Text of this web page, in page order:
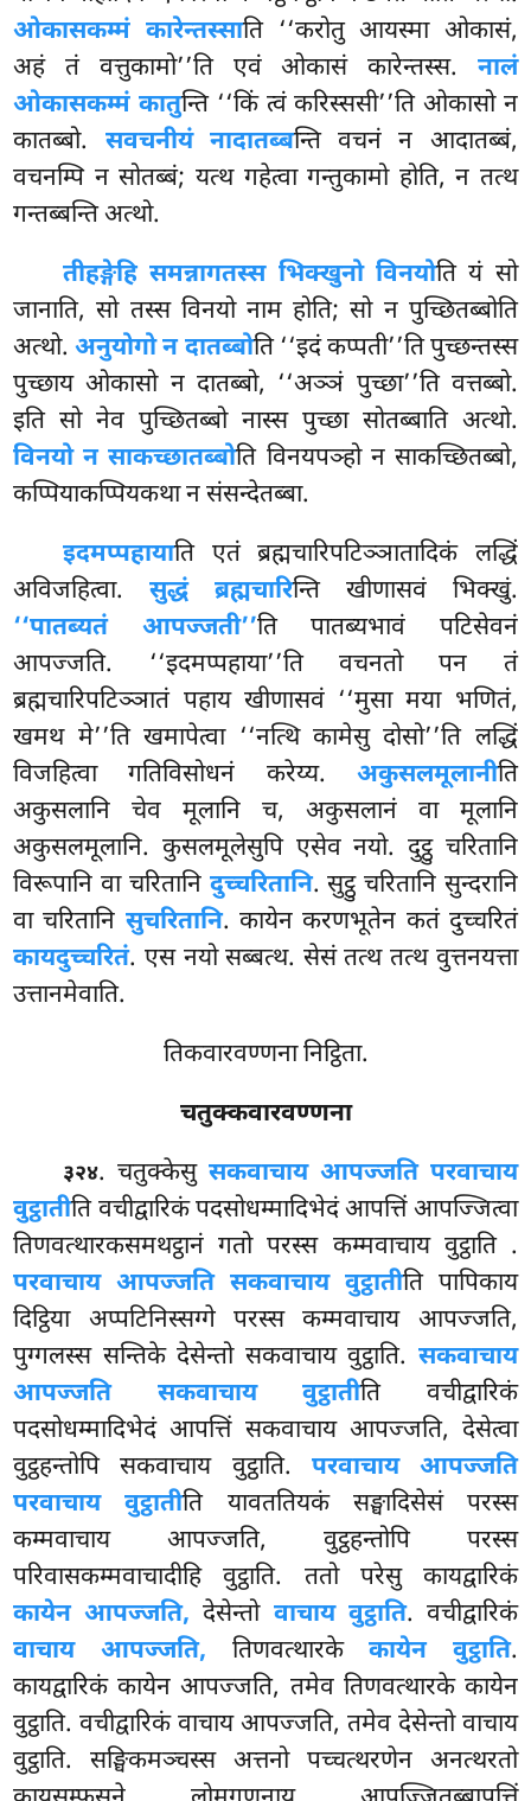
ओकासकम्मं कारेन्तस्साति ‘‘करोतु आयस्मा ओकासं,
अहं तं वत्तुकामो’’ति एवं ओकासं कारेन्तस्स. नालं
ओकासकम्मं कातुन्ति ‘‘किं त्वं करिस्ससी’’ति ओकासो न
कातब्बो. सवचनीयं नादातब्बन्ति वचनं न आदातब्बं,
वचनम्पि न सोतब्बं; यत्थ गहेत्वा गन्तुकामो होति, न तत्थ
गन्तब्बन्ति अत्थो.
तीहङ्गेहि समन्नागतस्स भिक्खुनो विनयोति यं सो
जानाति, सो तस्स विनयो नाम होति; सो न पुच्छितब्बोति
अत्थो.अनुयोगो न दातब्बोति ‘‘इदं कप्पती’’ति पुच्छन्तस्स
पुच्छाय ओकासो न दातब्बो, ‘‘अञ्ञं पुच्छा’’ति वत्तब्बो.
इति सो नेव पुच्छितब्बो नास्स पुच्छा सोतब्बाति अत्थो.
विनयो न साकच्छातब्बोति विनयपञ्हो न साकच्छितब्बो,
कप्पियाकप्पियकथा न संसन्देतब्बा.
इदमप्पहायाति एतं ब्रह्मचारिपटिञ्ञातादिकं लद्धिं
अविजहित्वा.सुद्धं ब्रह्मचारिन्ति खीणासवं भिक्खुं.
‘‘पातब्यतं आपज्जती’’ति पातब्यभावं पटिसेवनं
आपज्जति. ‘‘इदमप्पहाया’’ति वचनतो पन तं
ब्रह्मचारिपटिञ्ञातं पहाय खीणासवं ‘‘मुसा मया भणितं,
खमथ मे’’तिखमापेत्वा ‘‘नत्थि कामेसु दोसो’’ति लद्धिं
विजहित्वा गतिविसोधनं करेय्य. अकुसलमूलानीति
अकुसलानि चेव मूलानि च, अकुसलानं वा मूलानि
अकुसलमूलानि. कुसलमूलेसुपि एसेव नयो. दुट्ठु चरितानि
विरूपानि वा चरितानि दुच्चरितानि. सुट्ठु चरितानि सुन्दरानि
वा चरितानि सुचरितानि. कायेन करणभूतेन कतं दुच्चरितं
कायदुच्चरितं. एस नयो सब्बत्थ. सेसं तत्थ तत्थ वुत्तनयत्ता
उत्तानमेवाति.
तिकवारवण्णना निट्ठिता.
चतुक्कवारवण्णना
३२४. चतुक्केसु सकवाचाय आपज्जति परवाचाय
वुट्ठातीति वचीद्वारिकं पदसोधम्मादिभेदं आपत्तिं आपज्जित्वा
तिणवत्थारकसमथट्ठानं गतो परस्स कम्मवाचाय वुट्ठाति .
परवाचाय आपज्जति सकवाचाय वुट्ठातीति पापिकाय
दिट्ठिया अप्पटिनिस्सग्गे परस्स कम्मवाचाय आपज्जति,
पुग्गलस्स सन्तिके देसेन्तो सकवाचाय वुट्ठाति. सकवाचाय
आपज्जति सकवाचाय वुट्ठातीति वचीद्वारिकं
पदसोधम्मादिभेदं आपत्तिं सकवाचाय आपज्जति, देसेत्वा
वुट्ठहन्तोपि सकवाचाय वुट्ठाति. परवाचाय आपज्जति
परवाचाय वुट्ठातीति यावततियकं सङ्घादिसेसं परस्स
कम्मवाचाय आपज्जति, वुट्ठहन्तोपि परस्स
परिवासकम्मवाचादीहि वुट्ठाति. ततो परेसु कायद्वारिकं
कायेन आपज्जति, देसेन्तो वाचाय वुट्ठाति. वचीद्वारिकं
वाचाय आपज्जति, तिणवत्थारकेकायेन वुट्ठाति.
कायद्वारिकं कायेन आपज्जति, तमेव तिणवत्थारके कायेन
वुट्ठाति. वचीद्वारिकं वाचाय आपज्जति, तमेव देसेन्तो वाचाय
वुट्ठाति. सङ्घिकमञ्चस्स अत्तनो पच्चत्थरणेन अनत्थरतो